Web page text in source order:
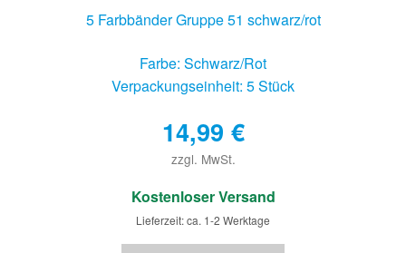
5 Farbbänder Gruppe 51 schwarz/rot
Farbe: Schwarz/Rot
Verpackungseinheit: 5 Stück
14,99 €
zzgl. MwSt.
€
Kostenloser Versand
Lieferzeit: ca. 1-2 Werktage